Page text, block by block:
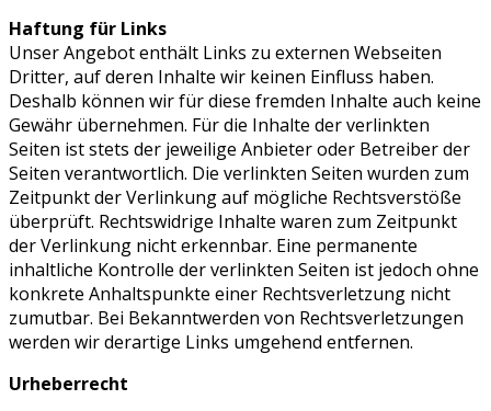
Haftung für Links
Unser Angebot enthält Links zu externen Webseiten
Dritter, auf deren Inhalte wir keinen Einfluss haben.
Deshalb können wir für diese fremden Inhalte auch keine
Gewähr übernehmen. Für die Inhalte der verlinkten
Seiten ist stets der jeweilige Anbieter oder Betreiber der
Seiten verantwortlich. Die verlinkten Seiten wurden zum
Zeitpunkt der Verlinkung auf mögliche Rechtsverstöße
überprüft. Rechtswidrige Inhalte waren zum Zeitpunkt
der Verlinkung nicht erkennbar. Eine permanente
inhaltliche Kontrolle der verlinkten Seiten ist jedoch ohne
konkrete Anhaltspunkte einer Rechtsverletzung nicht
zumutbar. Bei Bekanntwerden von Rechtsverletzungen
werden wir derartige Links umgehend entfernen.
Urheberrecht